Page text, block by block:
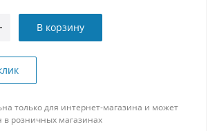
В корзину
только для интернет-магазина и может
в розничных магазинах